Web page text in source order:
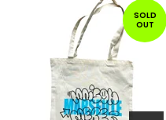
SOLD
OUT